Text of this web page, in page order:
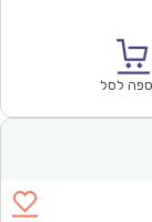
לסל